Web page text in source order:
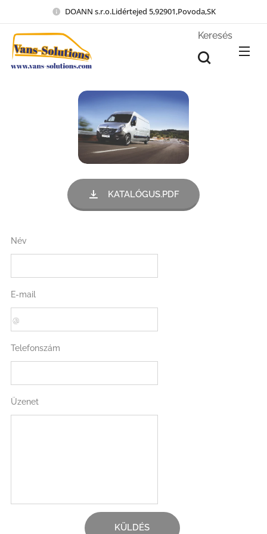
DOANN s.r.o.Lidértejed 5,92901,Povoda,SK
Keresés
KATALÓGUS.PDF
Név
E-mail
Telefonszám
Üzenet
KÜLDÉS